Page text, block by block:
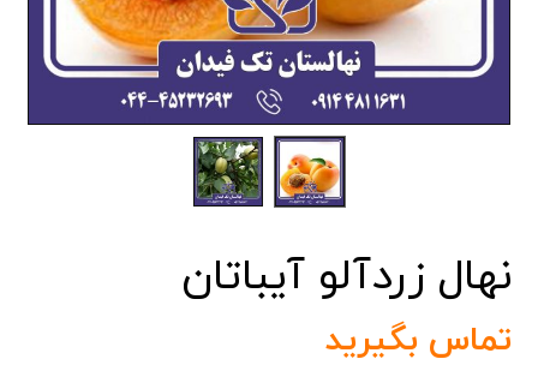
نهال زردآلو آیباتان
تماس بگیرید